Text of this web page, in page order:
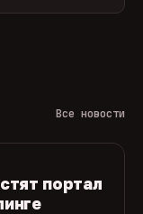
Все новости
портал